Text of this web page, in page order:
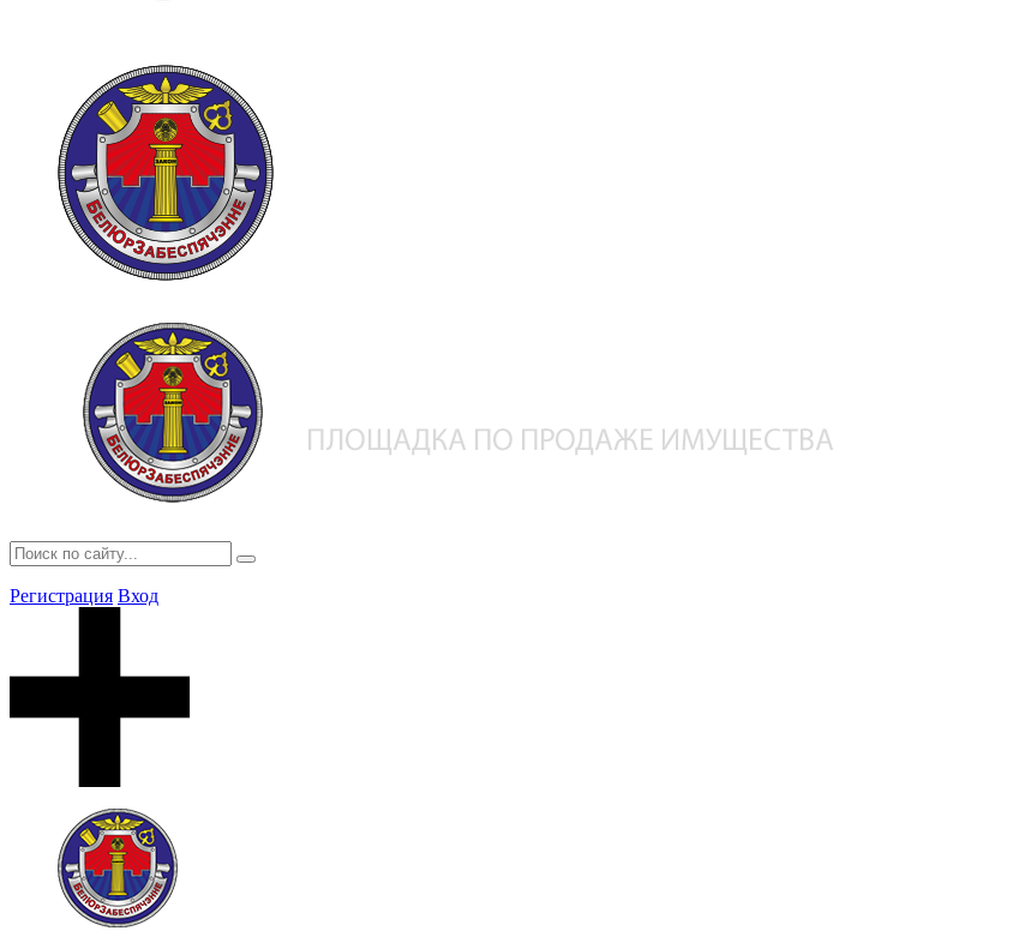
Регистрация Вход